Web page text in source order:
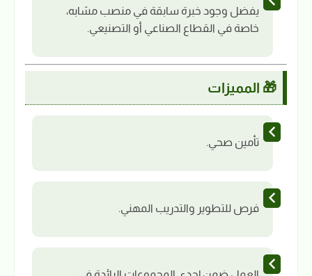
يفضل وجود خبرة سابقة في منصب مشابه،
خاصة في القطاع الصناعي أو التصنيعي.
🎁 المميزات
تأمين صحي.
فرص للتطوير والتدريب المهني.